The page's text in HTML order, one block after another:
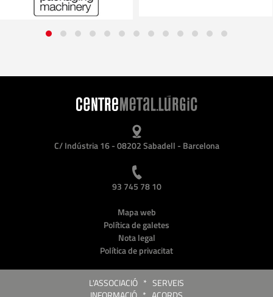
C/ Indústria 16 - 08202 Sabadell - Barcelona
93 745 78 10
Mapa web
Política de galetes
Nota legal
Política de privacitat
L'ASSOCIACIÓ * SERVEIS